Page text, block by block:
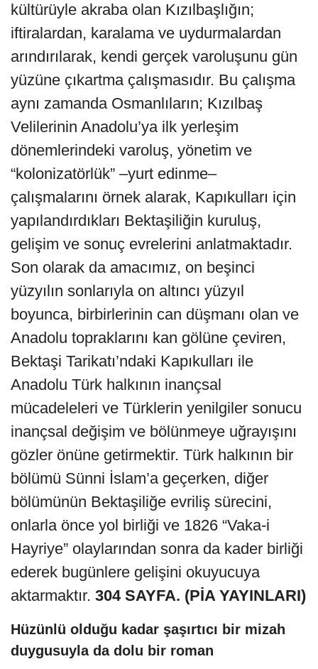
kültürüyle akraba olan Kızılbaşlığın;
iftiralardan, karalama ve uydurmalardan
arındırılarak, kendi gerçek varoluşunu gün
yüzüne çıkartma çalışmasıdır. Bu çalışma
aynı zamanda Osmanlıların; Kızılbaş
Velilerinin Anadolu’ya ilk yerleşim
dönemlerindeki varoluş, yönetim ve
“kolonizatörlük” –yurt edinme–
çalışmalarını örnek alarak, Kapıkulları için
yapılandırdıkları Bektaşiliğin kuruluş,
gelişim ve sonuç evrelerini anlatmaktadır.
Son olarak da amacımız, on beşinci
yüzyılın sonlarıyla on altıncı yüzyıl
boyunca, birbirlerinin can düşmanı olan ve
Anadolu topraklarını kan gölüne çeviren,
Bektaşi Tarikatı’ndaki Kapıkulları ile
Anadolu Türk halkının inançsal
mücadeleleri ve Türklerin yenilgiler sonucu
inançsal değişim ve bölünmeye uğrayışını
gözler önüne getirmektir. Türk halkının bir
bölümü Sünni İslam’a geçerken, diğer
bölümünün Bektaşiliğe evriliş sürecini,
onlarla önce yol birliği ve 1826 “Vaka-i
Hayriye” olaylarından sonra da kader birliği
ederek bugünlere gelişini okuyucuya
aktarmaktır. 304 SAYFA. (PİA YAYINLARI)
Hüzünlü olduğu kadar şaşırtıcı bir mizah
duygusuyla da dolu bir roman